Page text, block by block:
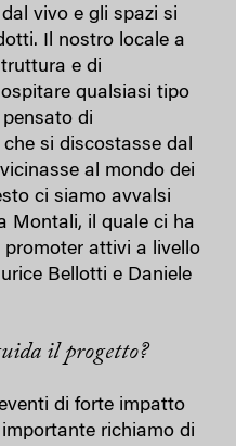
vivo e gli spazi si
Il nostro locale a
e di
qualsiasi tipo
di
si discostasse dal
al mondo dei
ci siamo avvalsi
Montali, il quale ci ha
attivi a livello
Bellotti e Daniele
il progetto?
di forte impatto
richiamo di